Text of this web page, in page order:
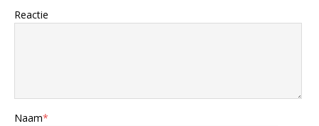
Reactie
Naam*